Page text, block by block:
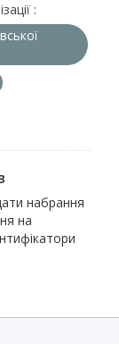
:
набрання
на